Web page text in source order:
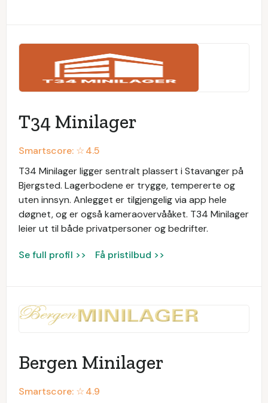
T34 Minilager
Smartscore: ☆4.5
T34 Minilager ligger sentralt plassert i Stavanger på
Bjergsted. Lagerbodene er trygge, tempererte og
uten innsyn. Anlegget er tilgjengelig via app hele
døgnet, og er også kameraovervååket. T34 Minilager
leier ut til både privatpersoner og bedrifter.
Se full profil >> Få pristilbud >>
Bergen Minilager
Smartscore: ☆4.9